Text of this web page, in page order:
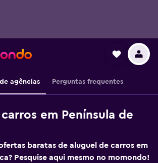
agências Perguntas frequentes
em Península de
baratas de aluguel de carros em
Pesquise aqui mesmo no momondo!